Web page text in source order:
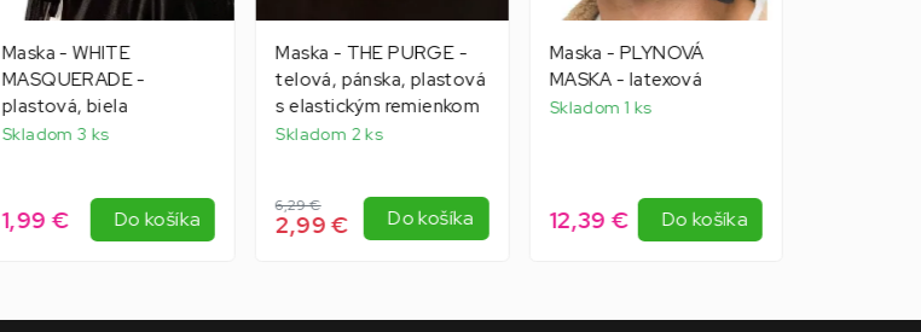
Maska - WHITE
MASQUERADE -
plastová, biela
Skladom 3 ks
1,99 € Do košíka
Maska - THE PURGE -
telová, pánska, plastová
s elastickým remienkom
Skladom 2 ks
6,29 €
2,99 € Do košíka
Maska - PLYNOVÁ
MASKA - latexová
Skladom 1 ks
12,39 € Do košíka